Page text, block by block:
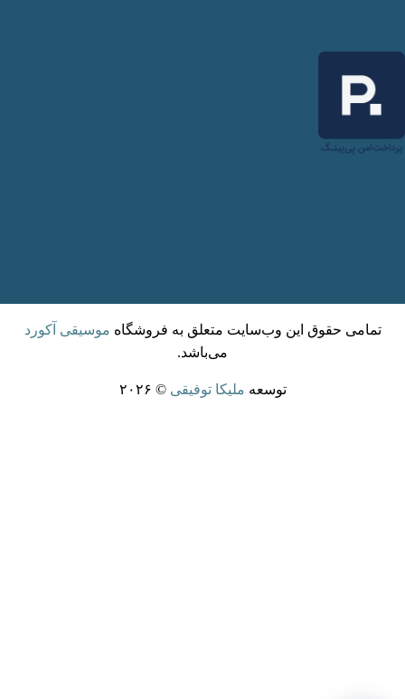
تمامی حقوق این وب‌سایت متعلق به فروشگاهموسیقی آکورد
می‌باشد.
توسعهملیکا توفیقی © ۲۰۲۶